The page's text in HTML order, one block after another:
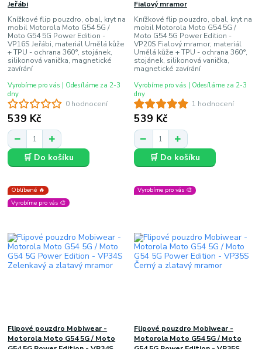
0 hodnocení
Jeřábi
Knížkové flip pouzdro, obal, kryt na
mobil Motorola Moto G54 5G /
Moto G54 5G Power Edition -
VP16S Jeřábi, materiál Umělá kůže
+ TPU - ochrana 360°, stojánek,
silikonová vanička, magnetické
zavírání
539 Kč
Vyrobíme pro vás | Odesíláme za 2-3
dny
🛒 Do košíku
1 hodnocení
Fialový mramor
Knížkové flip pouzdro, obal, kryt na
mobil Motorola Moto G54 5G /
Moto G54 5G Power Edition -
VP20S Fialový mramor, materiál
Umělá kůže + TPU - ochrana 360°,
stojánek, silikonová vanička,
magnetické zavírání
539 Kč
Vyrobíme pro vás | Odesíláme za 2-3
dny
🛒 Do košíku
Oblíbené 🔥
Vyrobíme pro vás 🎨
Flipové pouzdro Mobiwear -
Motorola Moto G54 5G / Moto
Vyrobíme pro vás 🎨
Flipové pouzdro Mobiwear -
Motorola Moto G54 5G / Moto